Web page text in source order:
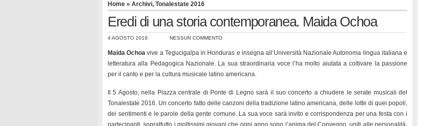
Home » Archivi, Tonalestate 2016
Eredi di una storia contemporanea. Maida Ochoa
4 AGOSTO 2016 NESSUN COMMENTO
Maida Ochoa vive a Tegucigalpa in Honduras e insegna all’Università Nazionale Autonoma lingua italiana e
letteratura alla Pedagogica Nazionale. La sua straordinaria voce l’ha molto aiutata a coltivare la passione
per il canto e per la cultura musicale latino americana.
Il 5 Agosto, nella Piazza centrale di Ponte di Legno sarà il suo concerto a chiudere le serate musicali del
Tonalestate 2016. Un concerto fatto delle canzoni della tradizione latino americana, delle lotte di quei popoli,
dei sentimenti e le parole della gente comune. La sua voce sarà invito e corrispondenza per una festa con i
partecipanti, soprattutto i moltissimi giovani che ogni anno sono l’anima del Convegno, uniti alle personalità,